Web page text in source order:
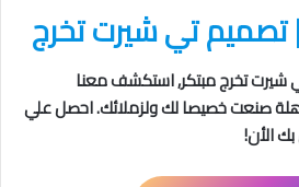
تصميم تي شيرت تخرج
شيرت تخرج مبتكر, استكشف معنا
صنعت خصيصا لك ولزملائك. احصل علي
الأن!